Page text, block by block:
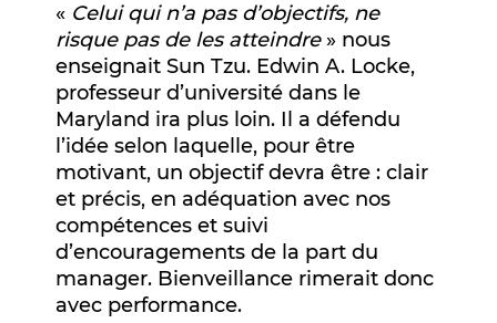
« Celui qui n’a pas d’objectifs, ne
risque pas de les atteindre» nous
enseignait Sun Tzu. Edwin A. Locke,
professeur d’université dans le
Maryland ira plus loin. Il a défendu
l’idée selon laquelle, pour être
motivant, un objectif devra être : clair
et précis, en adéquation avec nos
compétences et suivi
d’encouragements de la part du
manager. Bienveillance rimerait donc
avec performance.